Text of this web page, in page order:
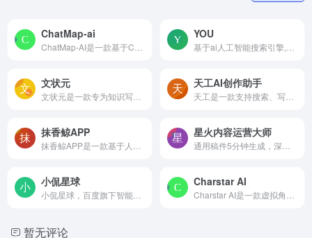
ChatMap-ai YOU
文状元 天工AI创作助手
抹香鲸APP 星火内容运营大师
小侃星球 Charstar AI
暂无评论